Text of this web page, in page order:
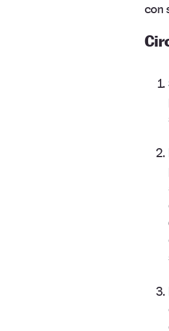
con